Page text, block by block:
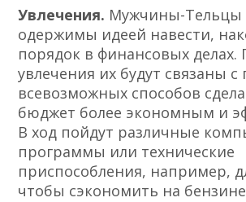
Увлечения. Мужчины-Тельцы
одержимы идеей навести,
порядок в финансовых делах.
увлечения их будут связаны
всевозможных способов
бюджет более экономным и
В ход пойдут различные
программы или технические
приспособления, например,
чтобы сэкономить на